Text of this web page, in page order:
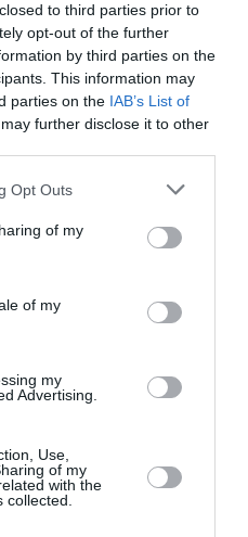
to third parties prior to
opt-out of the further
by third parties on the
This information may
parties on the IAB’s List of
further disclose it to other
Opt Outs
of my
of my
my
Advertising.
Use,
of my
with the
a commenté l'article :
: Air France ouvre un pont
AOÛT 1909 DANS LE